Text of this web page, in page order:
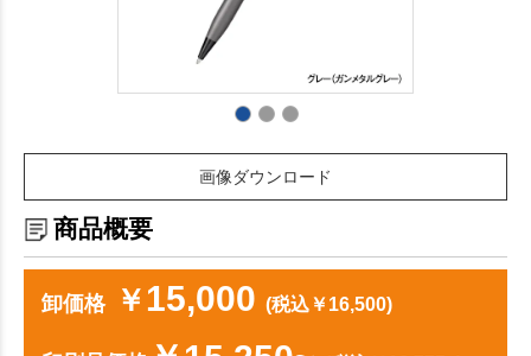
画像ダウンロード
商品概要
卸価格 ￥15,000 (税込￥16,500)